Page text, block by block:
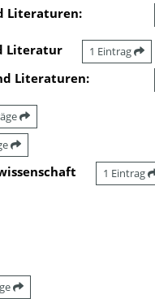
Literaturen:
Literatur 1 Eintrag
Literaturen:
1 Eintrag